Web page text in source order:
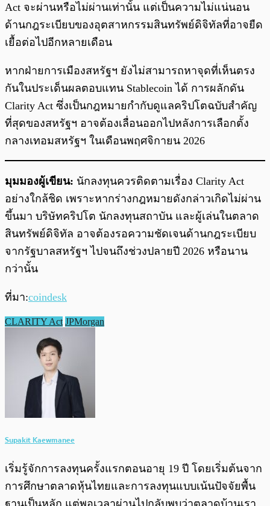
Act จะผ่านหรือไม่ผ่านเท่านั้น แต่เป็นความไม่แน่นอน
ด้านกฎระเบียบของอุตสาหกรรมสินทรัพย์ดิจิทัลที่อาจยืด
เยื้อต่อไปอีกหลายเดือน
หากฝ่ายการเมืองสหรัฐฯ ยังไม่สามารถหาจุดที่เห็นตรง
กันในประเด็นผลตอบแทน Stablecoin ได้ การผลักดัน
Clarity Act ซึ่งเป็นกฎหมายกำกับดูแลคริปโตฉบับสำคัญ
ที่สุดของสหรัฐฯ อาจต้องเลื่อนออกไปหลังการเลือกตั้ง
กลางเทอมสหรัฐฯ ในเดือนพฤศจิกายน 2026
มุมมองผู้เขียน: นักลงทุนควรติดตามเรื่อง Clarity Act
อย่างใกล้ชิด เพราะหากร่างกฎหมายดังกล่าวเกิดไม่ผ่าน
ขึ้นมา บริษัทคริปโต นักลงทุนสถาบัน และผู้เล่นในตลาด
สินทรัพย์ดิจิทัล อาจต้องรอความชัดเจนด้านกฎระเบียบ
จากรัฐบาลสหรัฐฯ ไปจนถึงช่วงปลายปี 2026 หรือนาน
กว่านั้น
ที่มา:coindesk
CLARITY Act JPMorgan
Supakit Kaewmanee
เริ่มรู้จักการลงทุนครั้งแรกตอนอายุ 19 ปี โดยเริ่มต้นจาก
การศึกษาตลาดหุ้นไทยและการลงทุนแบบเน้นปัจจัยพื้น